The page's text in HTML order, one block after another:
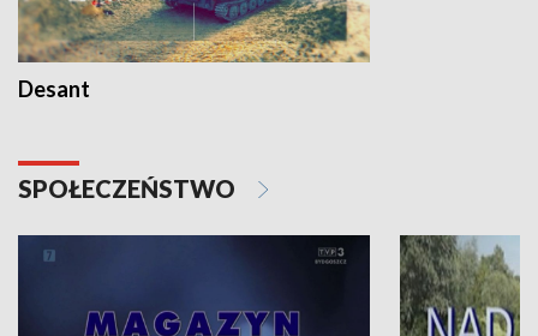
Desant
SPOŁECZEŃSTWO